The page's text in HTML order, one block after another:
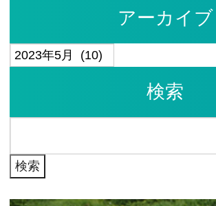
アーカイブ
ア
検索